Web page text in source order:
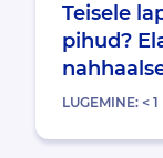
Teisele
pihud?
LUGEMINE: < 1